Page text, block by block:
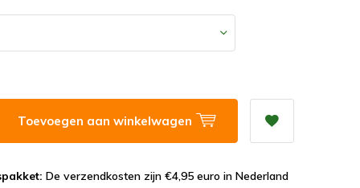
Toevoegen aan winkelwagen
De verzendkosten zijn €4,95 euro in Nederland